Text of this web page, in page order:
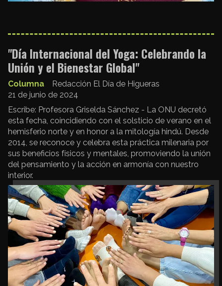
"Día Internacional del Yoga: Celebrando la
Unión y el Bienestar Global"
Redacción El Día de Higueras
Columna
21 de junio de 2024
Escribe: Profesora Griselda Sánchez - La ONU decretó
esta fecha, coincidiendo con el solsticio de verano en el
hemisferio norte y en honor a la mitología hindú. Desde
2014, se reconoce y celebra esta práctica milenaria por
sus beneficios físicos y mentales, promoviendo la unión
del pensamiento y la acción en armonía con nuestro
interior.